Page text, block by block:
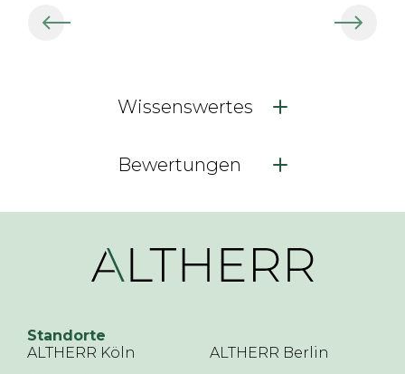
Wissenswertes
Bewertungen
Standorte
ALTHERR Köln
ALTHERR Berlin